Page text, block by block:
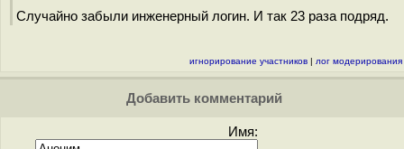
Случайно забыли инженерный логин. И так 23 раза подряд.
игнорирование участников | лог модерирования
Добавить комментарий
Имя: